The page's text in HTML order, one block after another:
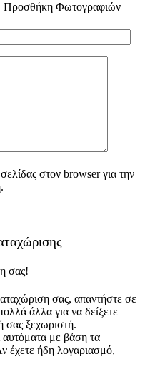
Προσθήκη Φωτογραφιών
στον browser για την
σας!
σας, απαντήστε σε
άλλα για να δείξετε
σας ξεχωριστή.
με βάση τα
έχετε ήδη λογαριασμό,